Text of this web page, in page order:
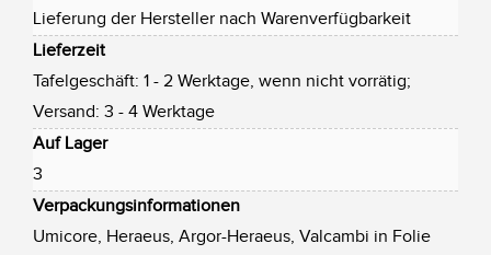
Lieferung der Hersteller nach Warenverfügbarkeit
Lieferzeit
Tafelgeschäft: 1 - 2 Werktage, wenn nicht vorrätig;
Versand: 3 - 4 Werktage
Auf Lager
3
Verpackungsinformationen
Umicore, Heraeus, Argor-Heraeus, Valcambi in Folie